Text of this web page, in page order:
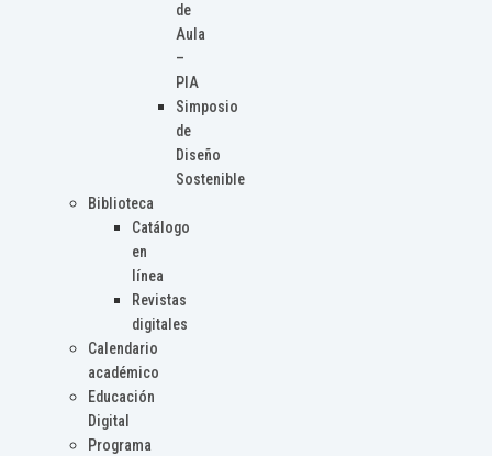
de
Aula
–
PIA
Simposio
de
Diseño
Sostenible
Biblioteca
Catálogo
en
línea
Revistas
digitales
Calendario
académico
Educación
Digital
Programa